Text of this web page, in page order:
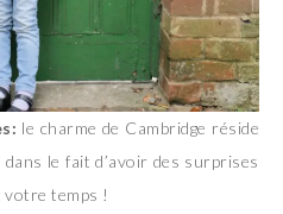
le charme de Cambridge réside
le fait d’avoir des surprises
votre temps !